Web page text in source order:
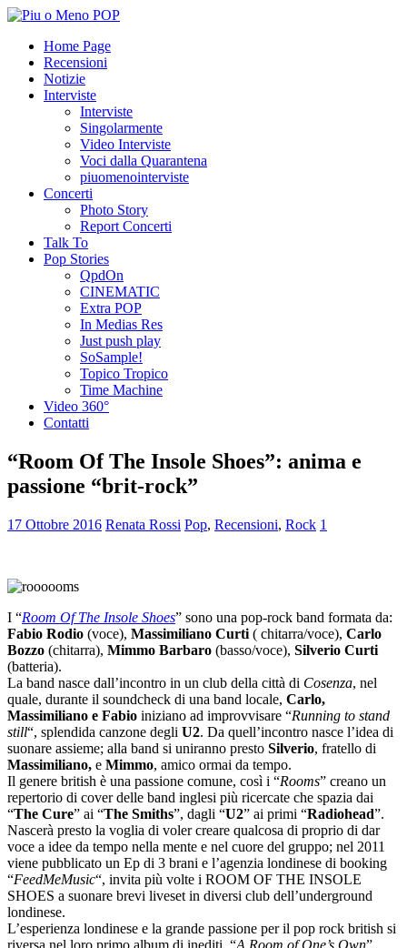
Home Page
Recensioni
Notizie
Interviste
Interviste
Singolarmente
Video Interviste
Voci dalla Quarantena
piuomenointerviste
Concerti
Photo Story
Report Concerti
Talk To
Pop Stories
QpdOn
CINEMATIC
Extra POP
In Medias Res
Just push play
SoSample!
Topico Tropico
Time Machine
Video 360°
Contatti
“Room Of The Insole Shoes”: anima e
passione “brit-rock”
17 Ottobre 2016 Renata Rossi Pop, Recensioni, Rock 1
I “Room Of The Insole Shoes” sono una pop-rock band formata da:
Fabio Rodio (voce), Massimiliano Curti ( chitarra/voce), Carlo
Bozzo (chitarra), Mimmo Barbaro (basso/voce), Silverio Curti
(batteria).
La band nasce dall’incontro in un club della città di Cosenza, nel
quale, durante il soundcheck di una band locale, Carlo,
Massimiliano e Fabio iniziano ad improvvisare “Running to stand
still“, splendida canzone degli U2. Da quell’incontro nasce l’idea di
suonare assieme; alla band si uniranno presto Silverio, fratello di
Massimiliano, e Mimmo, amico ormai da tempo.
Il genere british è una passione comune, così i “Rooms” creano un
repertorio di cover delle band inglesi più ricercate che spazia dai
“The Cure” ai “The Smiths”, dagli “U2” ai primi “Radiohead”.
Nascerà presto la voglia di voler creare qualcosa di proprio di dar
voce a idee da tempo nella mente e nel cuore del gruppo; nel 2011
viene pubblicato un Ep di 3 brani e l’agenzia londinese di booking
“FeedMeMusic“, invita più volte i ROOM OF THE INSOLE
SHOES a suonare brevi liveset in diversi club dell’underground
londinese.
L’esperienza londinese e la grande passione per il pop rock british si
riversa nel loro primo album di inediti, “A Room of One’s Own”,